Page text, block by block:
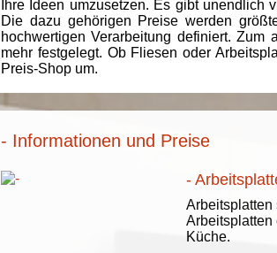
Ihre Ideen umzusetzen. Es gibt
Die dazu gehörigen Preise werden
hochwertigen Verarbeitung definiert.
mehr festgelegt. Ob Fliesen oder
Preis-Shop um.
- Informationen und Preise
-
Arbeitsplatten
Küche.